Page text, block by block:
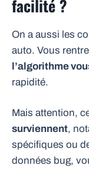
facilité ?
On a aussi les
auto. Vous
l’algorithme
rapidité.
Mais attention,
surviennent,
spécifiques ou
données bug,